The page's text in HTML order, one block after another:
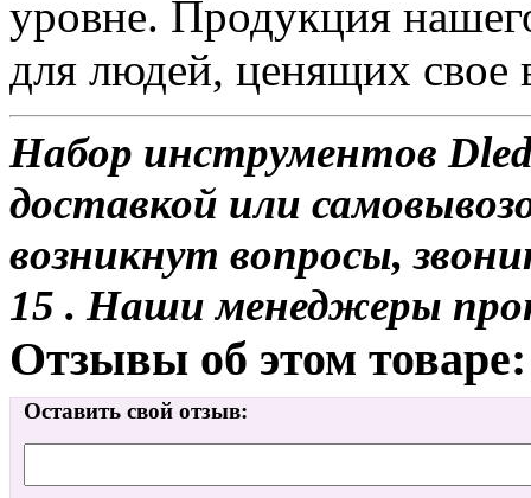
уровне. Продукция
для людей, ценящих свое
Набор инструментов
доставкой или
возникнут вопросы,
15 . Наши менеджеры
Отзывы об этом товаре:
Оставить свой отзыв: